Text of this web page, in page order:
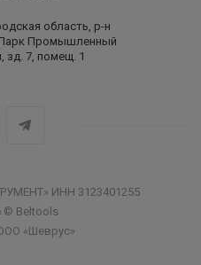
область, р-н
Промышленный
зд. 7, помещ. 1
ИНН 3123401255
© Beltools
«Шеврус»